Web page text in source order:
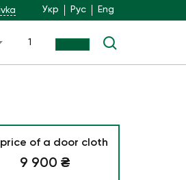
Укр Рус Eng
1
of a door cloth
9 900 ₴